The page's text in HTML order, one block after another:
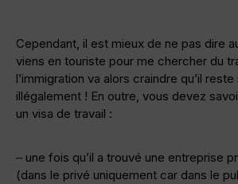
Cependant, il est mieux de ne pas dire
viens en touriste pour me chercher du
l’immigration va alors craindre qu’il
illégalement ! En outre, vous devez
un visa de travail :
– une fois qu’il a trouvé une entreprise
(dans le privé uniquement car dans le